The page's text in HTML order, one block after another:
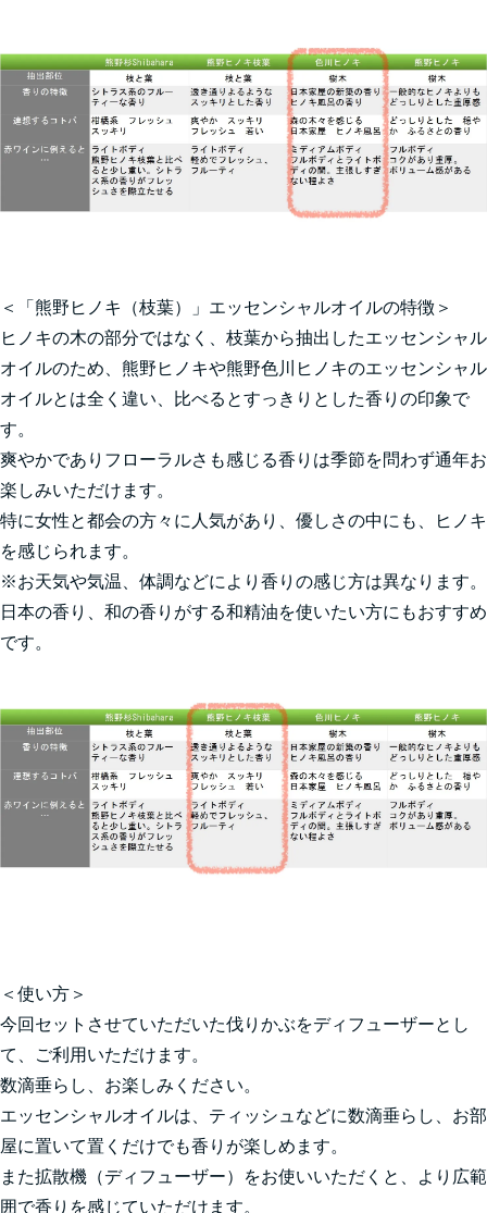
＜「熊野ヒノキ（枝葉）」エッセンシャルオイルの特徴＞
ヒノキの木の部分ではなく、枝葉から抽出したエッセンシャル
オイルのため、熊野ヒノキや熊野色川ヒノキのエッセンシャル
オイルとは全く違い、比べるとすっきりとした香りの印象で
す。
爽やかでありフローラルさも感じる香りは季節を問わず通年お
楽しみいただけます。
特に女性と都会の方々に人気があり、優しさの中にも、ヒノキ
を感じられます。
※お天気や気温、体調などにより香りの感じ方は異なります。
日本の香り、和の香りがする和精油を使いたい方にもおすすめ
です。
＜使い方＞
今回セットさせていただいた伐りかぶをディフューザーとし
て、ご利用いただけます。
数滴垂らし、お楽しみください。
エッセンシャルオイルは、ティッシュなどに数滴垂らし、お部
屋に置いて置くだけでも香りが楽しめます。
また拡散機（ディフューザー）をお使いいただくと、より広範
囲で香りを感じていただけます。